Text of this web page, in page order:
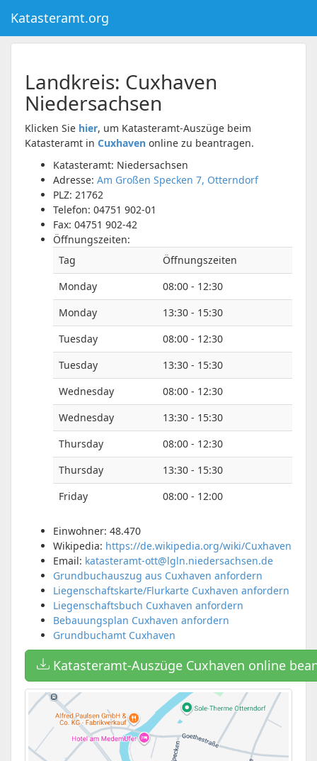
Katasteramt.org
Landkreis: Cuxhaven
Niedersachsen
Klicken Sie hier, um Katasteramt-Auszüge beim
Katasteramt in Cuxhaven online zu beantragen.
Katasteramt: Niedersachsen
Adresse: Am Großen Specken 7, Otterndorf
PLZ: 21762
Telefon: 04751 902-01
Fax: 04751 902-42
Öffnungszeiten:
Tag
Öffnungszeiten
Monday
08:00 - 12:30
Monday
13:30 - 15:30
Tuesday
08:00 - 12:30
Tuesday
13:30 - 15:30
Wednesday
08:00 - 12:30
Wednesday
13:30 - 15:30
Thursday
08:00 - 12:30
Thursday
13:30 - 15:30
Friday
08:00 - 12:00
Einwohner: 48.470
Wikipedia: https://de.wikipedia.org/wiki/Cuxhaven
Email: katasteramt-ott@lgln.niedersachsen.de
Grundbuchauszug aus Cuxhaven anfordern
Liegenschaftskarte/Flurkarte Cuxhaven anfordern
Liegenschaftsbuch Cuxhaven anfordern
Bebauungsplan Cuxhaven anfordern
Grundbuchamt Cuxhaven
Katasteramt-Auszüge Cuxhaven online